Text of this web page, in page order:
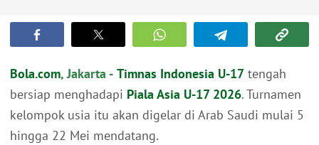
Bola.com, Jakarta - Timnas Indonesia U-17 tengah
bersiap menghadapi Piala Asia U-17 2026. Turnamen
kelompok usia itu akan digelar di Arab Saudi mulai 5
hingga 22 Mei mendatang.